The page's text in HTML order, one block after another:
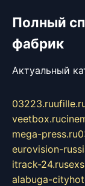
Полный
фабрик
Актуальный
03223.ru
veetbox.ru
mega-press.ru
eurovision-
itrack-24.ru
alabuga-